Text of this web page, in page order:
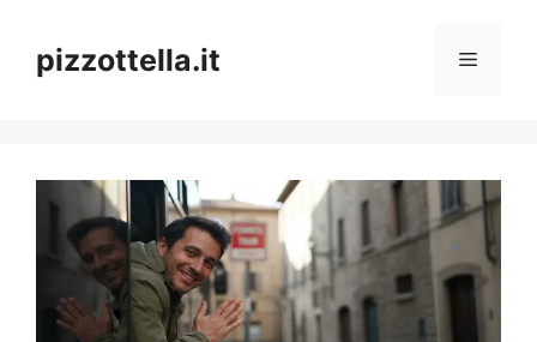
contenuto
pizzottella.it Menu